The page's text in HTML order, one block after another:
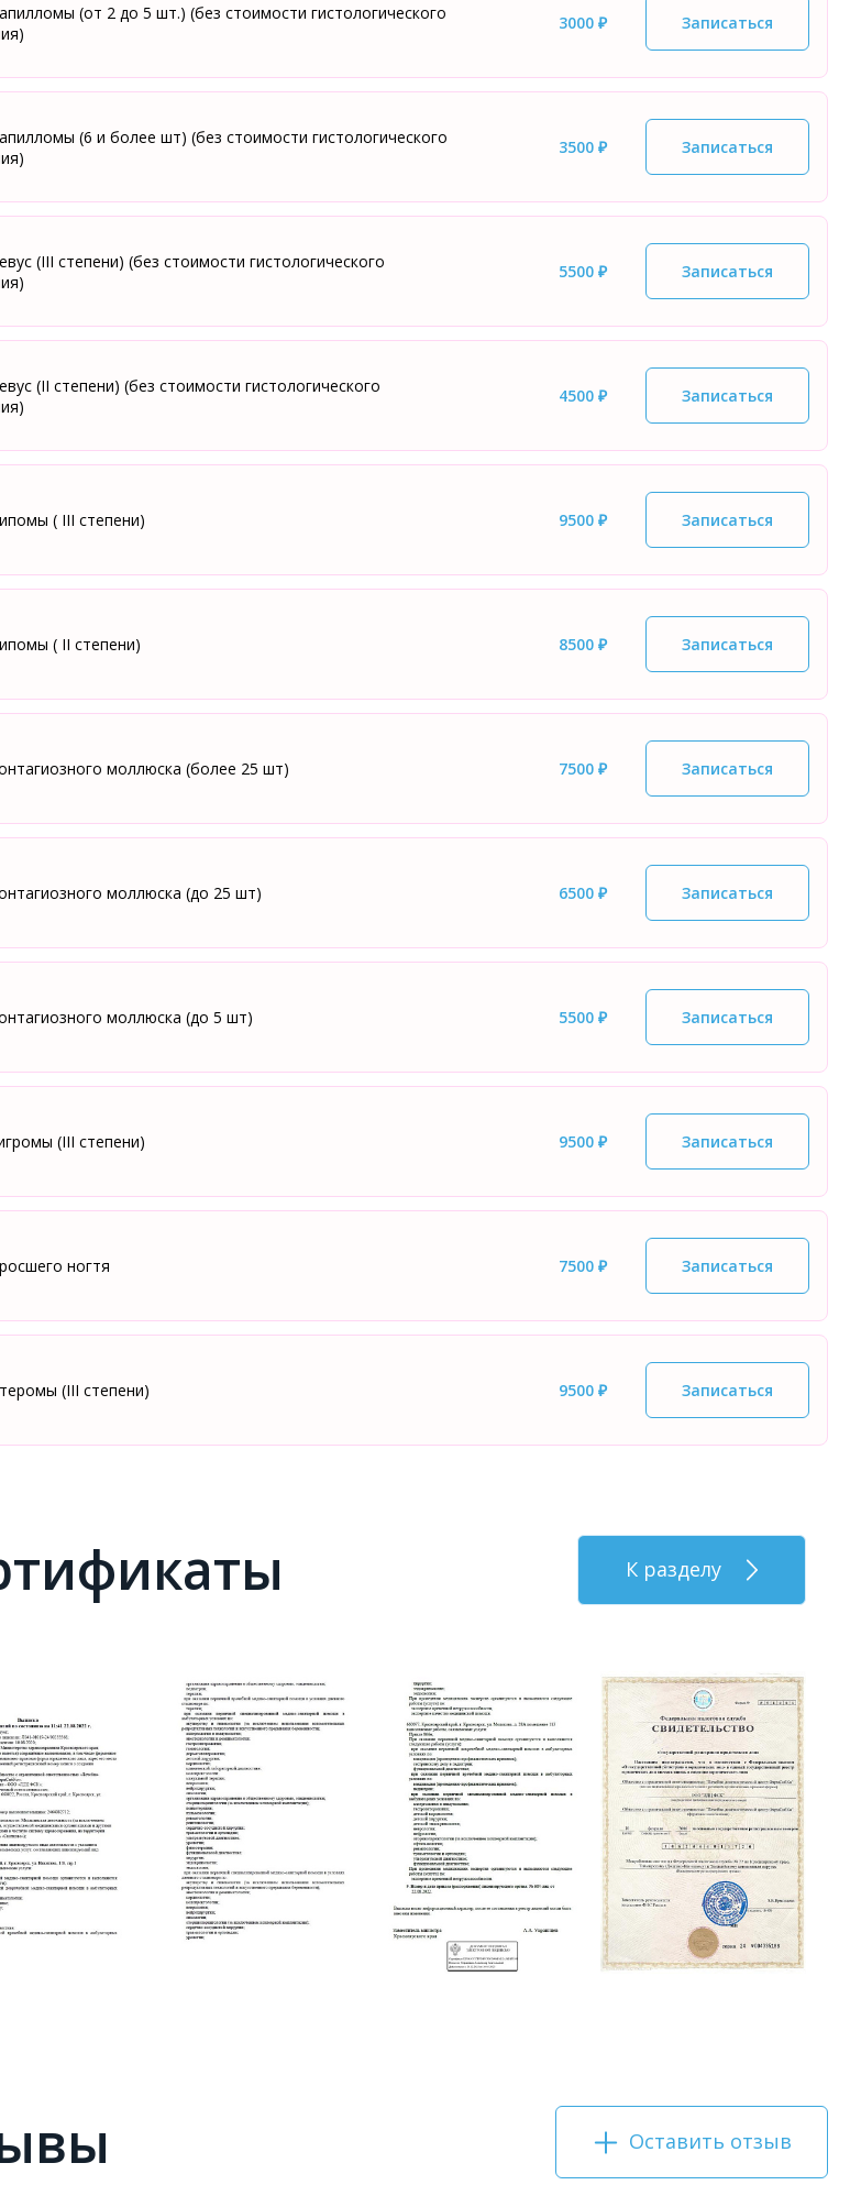
(от 2 до 5 шт.) (без стоимости гистологического
3000 ₽ Записаться
(6 и более шт) (без стоимости гистологического
3500 ₽ Записаться
(III степени) (без стоимости гистологического
5500 ₽ Записаться
(II степени) (без стоимости гистологического
4500 ₽ Записаться
( III степени) 9500 ₽ Записаться
( II степени) 8500 ₽ Записаться
моллюска (более 25 шт) 7500 ₽ Записаться
моллюска (до 25 шт) 6500 ₽ Записаться
моллюска (до 5 шт) 5500 ₽ Записаться
(III степени) 9500 ₽ Записаться
ногтя 7500 ₽ Записаться
(III степени) 9500 ₽ Записаться
К разделу
Оставить отзыв